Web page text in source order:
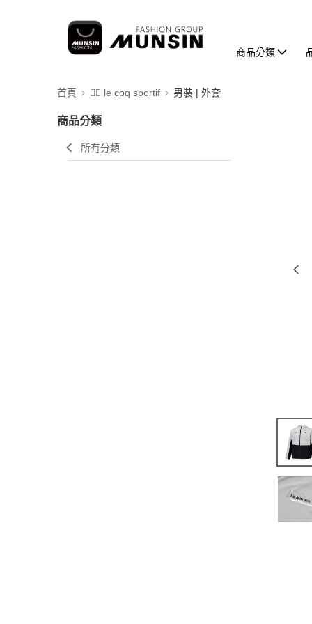
商品分類
首頁 🚴‍♂️ le coq sportif 男裝 | 外套
商品分類
所有分類